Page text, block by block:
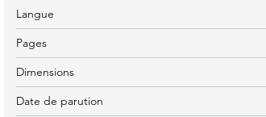
Langue
Pages
Dimensions
Date de parution